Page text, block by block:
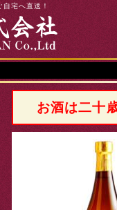
宅へ直送！
お酒は二十